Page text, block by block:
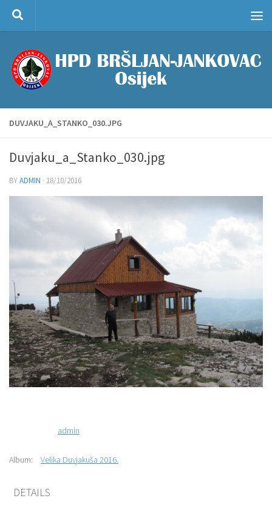
Skip to content
DUVJAKU_A_STANKO_030.JPG
Duvjaku_a_Stanko_030.jpg
BYADMIN · 18/10/2016
admin
Album: Velika Duvjakuša 2016.
DETAILS